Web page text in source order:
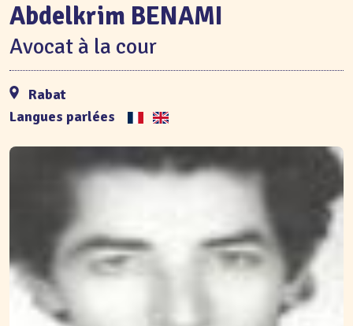
Abdelkrim BENAMI
Avocat à la cour
Rabat
Langues parlées